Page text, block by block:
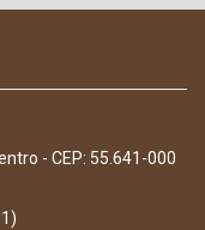
- CEP: 55.641-000